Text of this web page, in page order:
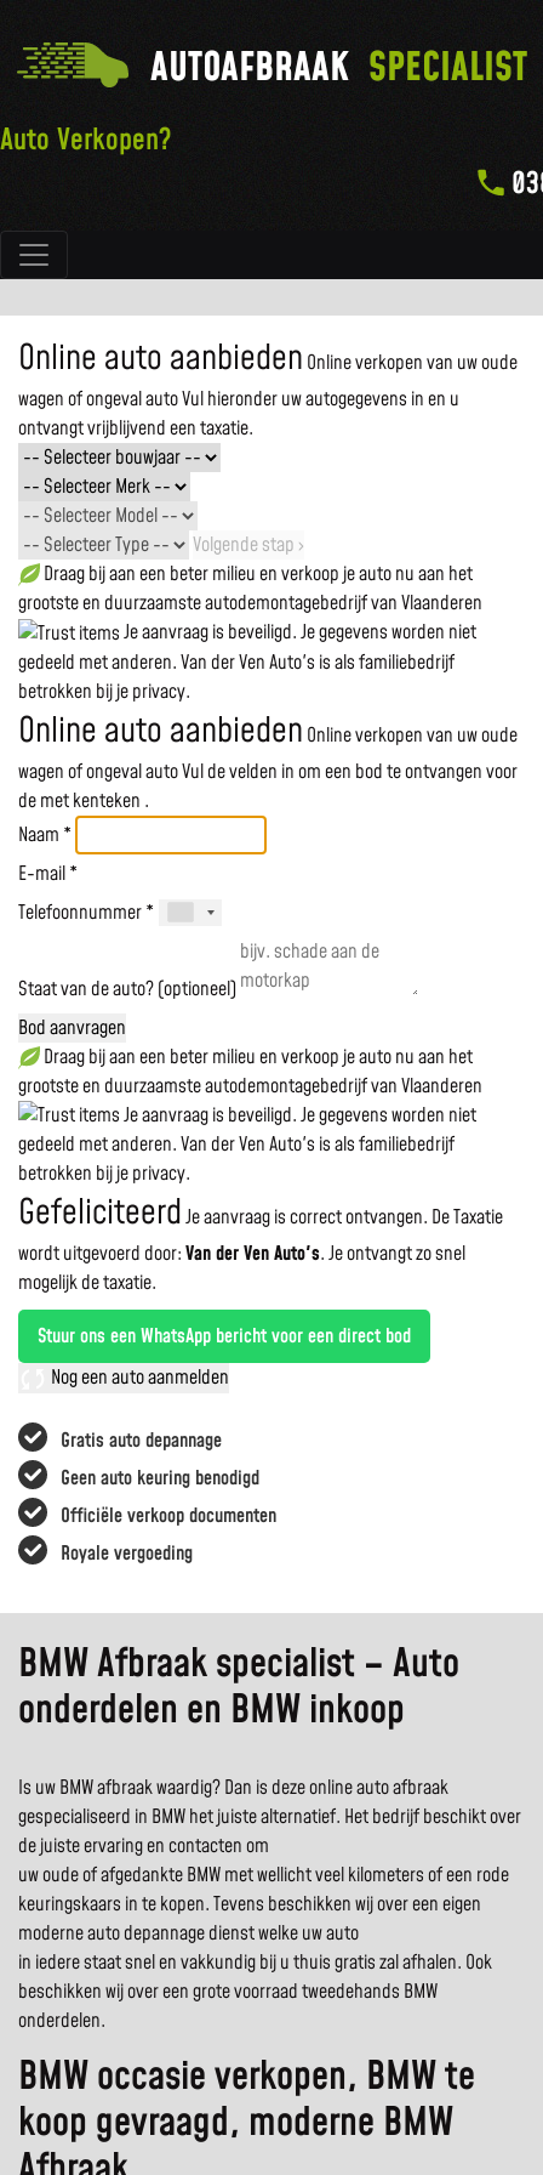
Hoofdnavigatie
AUTOAFBRAAK SPECIALIST
Auto Verkopen?
Gratis auto depannage
Geen auto keuring benodigd
Officiële verkoop documenten
Royale vergoeding
Online auto aanbieden Online verkopen van uw oude
wagen of ongeval autoVul hieronder uw autogegevens in en u
ontvangt vrijblijvend een taxatie.
Volgende stap ›
Draag bij aan een beter milieu en verkoop je auto nu aan het
grootste en duurzaamste autodemontagebedrijf van Vlaanderen
Je aanvraag is beveiligd. Je gegevens worden niet
gedeeld met anderen. Van der Ven Auto's is als familiebedrijf
betrokken bij je privacy.
Online auto aanbieden Online verkopen van uw oude
wagen of ongeval autoVul de velden in om een bod te ontvangen voor
demet kenteken .
Naam *
E-mail *
Telefoonnummer *
Staat van de auto? (optioneel)
Bod aanvragen
Draag bij aan een beter milieu en verkoop je auto nu aan het
grootste en duurzaamste autodemontagebedrijf van Vlaanderen
Je aanvraag is beveiligd. Je gegevens worden niet
gedeeld met anderen. Van der Ven Auto's is als familiebedrijf
betrokken bij je privacy.
GefeliciteerdJe aanvraag is correct ontvangen. De Taxatie
wordt uitgevoerd door:Van der Ven Auto's.Je ontvangt zo snel
mogelijk de taxatie.
Stuur ons een WhatsApp bericht voor een direct bod
Nog een auto aanmelden
BMW Afbraak specialist – Auto
onderdelen en BMW inkoop
Is uw BMW afbraak waardig? Dan is deze online auto afbraak
gespecialiseerd in BMW het juiste alternatief. Het bedrijf beschikt over
de juiste ervaring en contacten om
uw oude of afgedankte BMW met wellicht veel kilometers of een rode
keuringskaars in te kopen. Tevens beschikken wij over een eigen
moderne auto depannage dienst welke uw auto
in iedere staat snel en vakkundig bij u thuis gratis zal afhalen. Ook
beschikken wij over een grote voorraad tweedehands BMW
onderdelen.
BMW occasie verkopen, BMW te
koop gevraagd, moderne BMW